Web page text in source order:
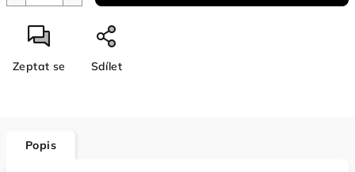
Zeptat se Sdílet
Popis